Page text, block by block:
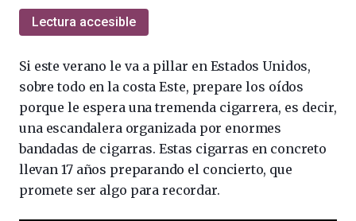
Lectura accesible
Si este verano le va a pillar en Estados Unidos,
sobre todo en la costa Este, prepare los oídos
porque le espera una tremenda cigarrera, es decir,
una escandalera organizada por enormes
bandadas de cigarras. Estas cigarras en concreto
llevan 17 años preparando el concierto, que
promete ser algo para recordar.